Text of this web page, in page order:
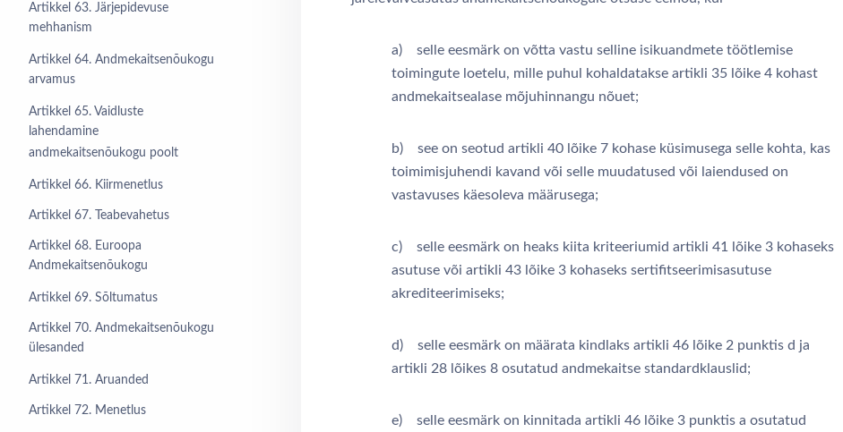
Artikkel 63. Järjepidevuse
mehhanism
Artikkel 64. Andmekaitsenõukogu
arvamus
Artikkel 65. Vaidluste
lahendamine
andmekaitsenõukogu poolt
Artikkel 66. Kiirmenetlus
Artikkel 67. Teabevahetus
Artikkel 68. Euroopa
Andmekaitsenõukogu
Artikkel 69. Sõltumatus
Artikkel 70. Andmekaitsenõukogu
ülesanded
Artikkel 71. Aruanded
Artikkel 72. Menetlus
a) selle eesmärk on võtta vastu selline isikuandmete töötlemise
toimingute loetelu, mille puhul kohaldatakse artikli 35 lõike 4 kohast
andmekaitsealase mõjuhinnangu nõuet;
b) see on seotud artikli 40 lõike 7 kohase küsimusega selle kohta, kas
toimimisjuhendi kavand või selle muudatused või laiendused on
vastavuses käesoleva määrusega;
c) selle eesmärk on heaks kiita kriteeriumid artikli 41 lõike 3 kohaseks
asutuse või artikli 43 lõike 3 kohaseks sertifitseerimisasutuse
akrediteerimiseks;
d) selle eesmärk on määrata kindlaks artikli 46 lõike 2 punktis d ja
artikli 28 lõikes 8 osutatud andmekaitse standardklauslid;
e) selle eesmärk on kinnitada artikli 46 lõike 3 punktis a osutatud